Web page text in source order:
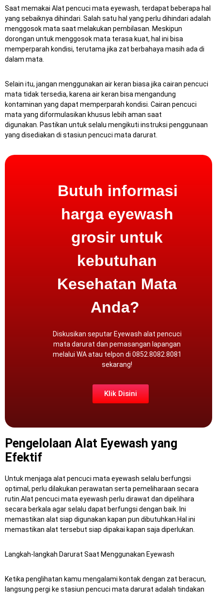
Saat memakai Alat pencuci mata eyewash, terdapat beberapa hal
yang sebaiknya dihindari. Salah satu hal yang perlu dihindari adalah
menggosok mata saat melakukan pembilasan. Meskipun
dorongan untuk menggosok mata terasa kuat, hal ini bisa
memperparah kondisi, terutama jika zat berbahaya masih ada di
dalam mata.
Selain itu, jangan menggunakan air keran biasa jika cairan pencuci
mata tidak tersedia, karena air keran bisa mengandung
kontaminan yang dapat memperparah kondisi. Cairan pencuci
mata yang diformulasikan khusus lebih aman saat
digunakan. Pastikan untuk selalu mengikuti instruksi penggunaan
yang disediakan di stasiun pencuci mata darurat.
Butuh informasi
harga eyewash
grosir untuk
kebutuhan
Kesehatan Mata
Anda?
Diskusikan seputar Eyewash alat pencuci
mata darurat dan pemasangan lapangan
melalui WA atau telpon di 0852.8082.8081
sekarang!
Klik Disini
Pengelolaan Alat Eyewash yang
Efektif
Untuk menjaga alat pencuci mata eyewash selalu berfungsi
optimal, perlu dilakukan perawatan serta pemeliharaan secara
rutin.Alat pencuci mata eyewash perlu dirawat dan dipelihara
secara berkala agar selalu dapat berfungsi dengan baik. Ini
memastikan alat siap digunakan kapan pun dibutuhkan.Hal ini
memastikan alat tersebut siap dipakai kapan saja diperlukan.
Langkah-langkah Darurat Saat Menggunakan Eyewash
Ketika penglihatan kamu mengalami kontak dengan zat beracun,
langsung pergi ke stasiun pencuci mata darurat adalah tindakan